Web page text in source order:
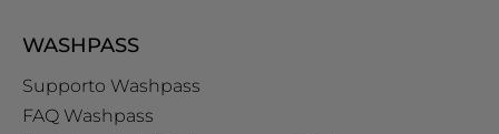
WASHPASS
Supporto Washpass
FAQ Washpass